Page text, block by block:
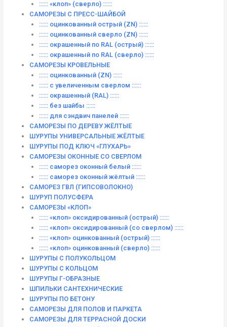
:::::: «клоп» (сверло) ::::::
САМОРЕЗЫ С ПРЕСС-ШАЙБОЙ
:::::: оцинкованный острый (ZN) ::::::
:::::: оцинкованный сверло (ZN) ::::::
:::::: окрашенный по RAL (острый) ::::::
:::::: окрашенный по RAL (сверло) ::::::
САМОРЕЗЫ КРОВЕЛЬНЫЕ
:::::: оцинкованный (ZN) ::::::
:::::: с увеличенным сверлом ::::::
:::::: окрашенный (RAL) ::::::
:::::: без шайбы ::::::
:::::: для сэндвич панелей ::::::
САМОРЕЗЫ ПО ДЕРЕВУ ЖЁЛТЫЕ
ШУРУПЫ УНИВЕРСАЛЬНЫЕ ЖЁЛТЫЕ
ШУРУПЫ ПОД КЛЮЧ «ГЛУХАРЬ»
САМОРЕЗЫ ОКОННЫЕ СО СВЕРЛОМ
:::::: саморез оконный белый ::::::
:::::: саморез оконный жёлтый ::::::
САМОРЕЗ ГВЛ (ГИПСОВОЛОКНО)
ШУРУП ПОЛУСФЕРА
САМОРЕЗЫ «КЛОП»
:::::: «клоп» оксидированный (острый) ::::::
:::::: «клоп» оксидированный (со сверлом) ::::::
:::::: «клоп» оцинкованный (острый) ::::::
:::::: «клоп» оцинкованный (сверло) ::::::
ШУРУПЫ С ПОЛУКОЛЬЦОМ
ШУРУПЫ С КОЛЬЦОМ
ШУРУПЫ Г-ОБРАЗНЫЕ
ШПИЛЬКИ САНТЕХНИЧЕСКИЕ
ШУРУПЫ ПО БЕТОНУ
САМОРЕЗЫ ДЛЯ ПОЛОВ И ПАРКЕТА
САМОРЕЗЫ ДЛЯ ТЕРРАСНОЙ ДОСКИ